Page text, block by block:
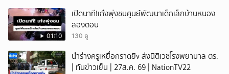
01:10
เปิดนาที!เก๋งพุ่งชนศูนย์พัฒนาเด็กเล็กบ้านหนอง
สองตอน
130 ดู
นำร่างครูเหยื่อกราดยิv ส่งนิติเวชโรงพยาบาล ตร.
| ทันข่าวเย็น | 27ส.ค. 69 | NationTV22